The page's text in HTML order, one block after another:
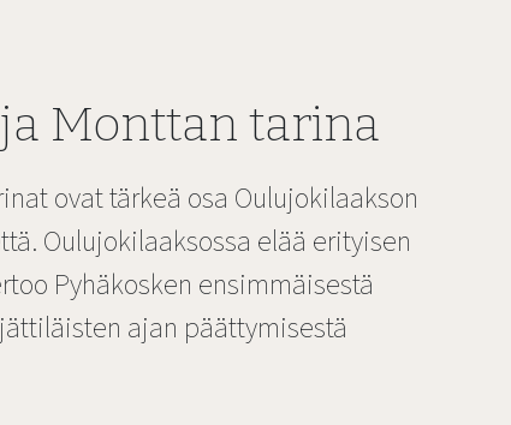
Monttan tarina
ovat tärkeä osa Oulujokilaakson
Oulujokilaaksossa elää erityisen
Pyhäkosken ensimmäisestä
ajan päättymisestä